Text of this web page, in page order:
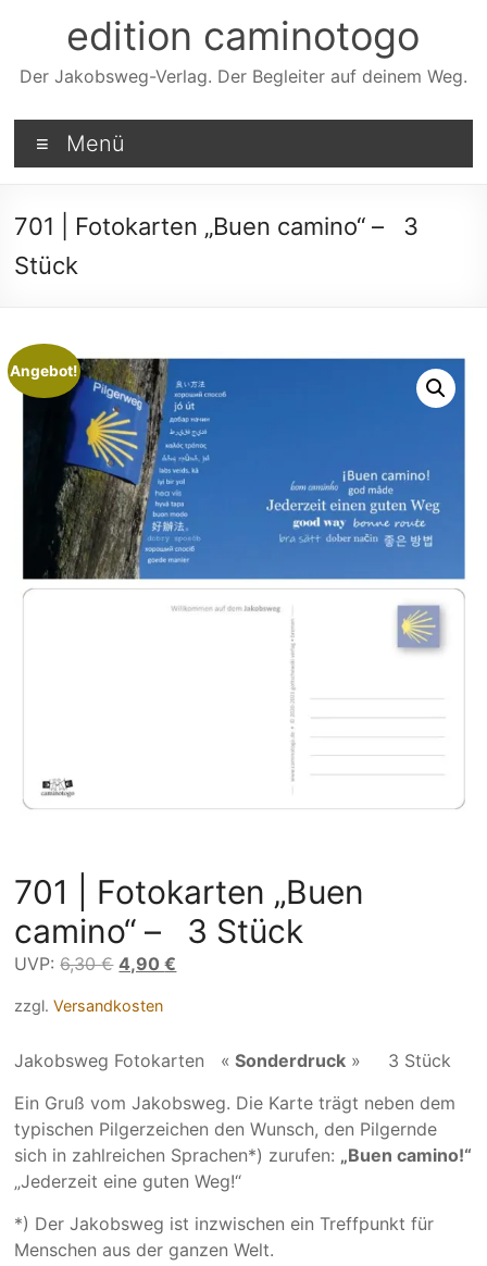
edition caminotogo
Der Jakobsweg-Verlag. Der Begleiter auf deinem Weg.
Menü
701 | Fotokarten „Buen camino“ – 3
Stück
Angebot!
701 | Fotokarten „Buen
camino“ – 3 Stück
UVP: 6,30€ Ursprünglicher
war:
4,90€
zzgl.Versandkosten
Jakobsweg Fotokarten « Sonderdruck » 3 Stück
Ein Gruß vom Jakobsweg. Die Karte trägt neben dem
typi­schen Pilger­zeichen den Wunsch, den Pilgernde
sich in zahl­rei­chen Sprachen*) zurufen: „Buen camino!“
„Jederzeit eine guten Weg!“
*) Der Jakobsweg ist inzwischen ein Treff­punkt für
Menschen aus der ganzen Welt.